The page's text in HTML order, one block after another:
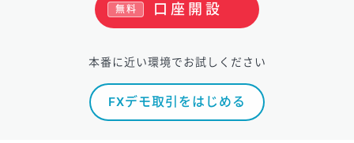
口座開設
無料
本番に近い環境でお試しください
FXデモ取引をはじめる